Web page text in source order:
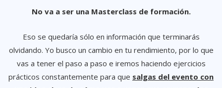
No va a ser una Masterclass de formación.
Eso se quedaría sólo en información que terminarás
olvidando. Yo busco un cambio en tu rendimiento, por lo que
vas a tener el paso a paso e iremos haciendo ejercicios
prácticos constantemente para que salgas del evento con